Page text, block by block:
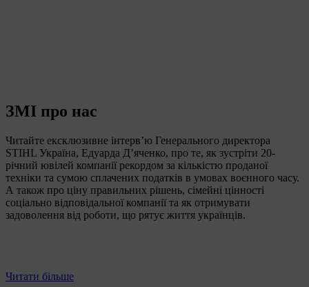
ЗМІ про нас
Читайте ексклюзивне інтервʼю Генерального директора
STIHL Україна, Едуарда Дʼяченко, про те, як зустріти 20-
річний ювілей компанії рекордом за кількістю проданої
техніки та сумою сплачених податків в умовах воєнного часу.
А також про ціну правильних рішень, сімейні цінності
соціально відповідальної компанії та як отримувати
задоволення від роботи, що рятує життя українців.
Читати більше